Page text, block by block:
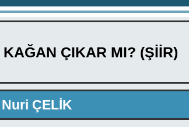
ÇIKAR MI? (ŞİİR)
ÇELİK